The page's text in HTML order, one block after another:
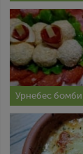
Урнебес